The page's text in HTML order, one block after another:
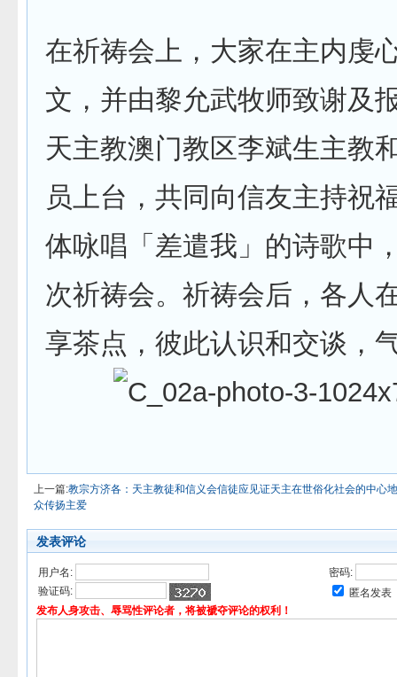
在祈祷会上，大家在主内虔
文，并由黎允武牧师致谢及
天主教澳门教区李斌生主教
员上台，共同向信友主持祝
体咏唱「差遣我」的诗歌中
次祈祷会。祈祷会后，各人
享茶点，彼此认识和交谈，
上一篇:教宗方济各：天主教徒和信义会信徒应见证天主在世俗化社会的中心
众传扬主爱
发表评论
用户名:
密码:
验证码:
匿名发表
发布人身攻击、辱骂性评论者，将被褫夺评论的权利！